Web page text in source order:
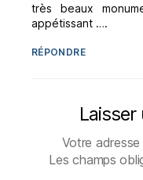
très beaux
appétissant ….
RÉPONDRE
Votre adresse
Les champs